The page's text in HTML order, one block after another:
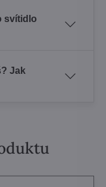
svítidlo
Jak